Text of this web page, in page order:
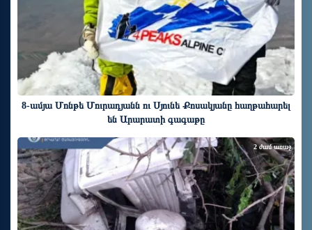
8-ամյա Մոնթե Մուրադյանն ու Սյունե Քոսակյանը հաղթահարել
են Արարատի գագաթը
2 ժամ առաջ